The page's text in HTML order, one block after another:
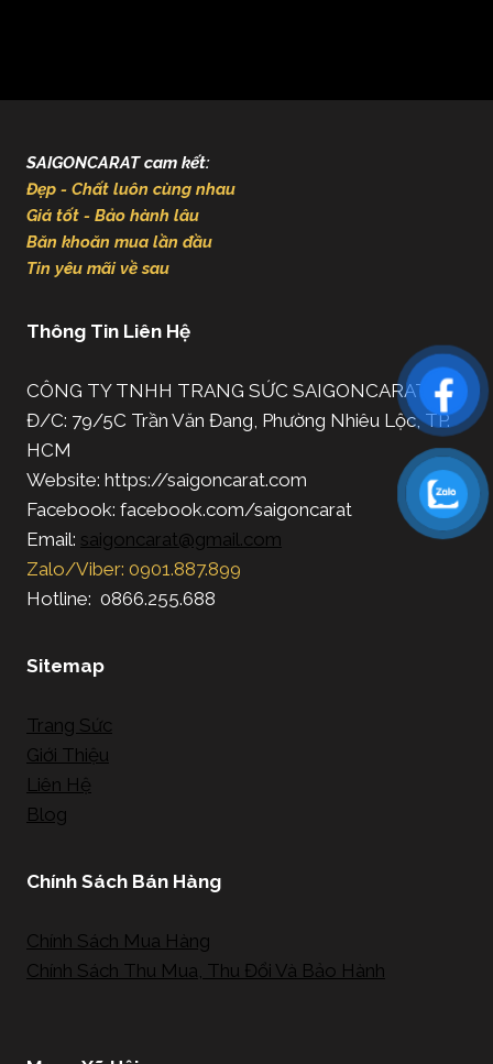
SAIGONCARAT cam kết:
Đẹp - Chất luôn cùng nhau
Giá tốt - Bảo hành lâu
Băn khoăn mua lần đầu
Tin yêu mãi về sau
Thông Tin Liên Hệ
CÔNG TY TNHH TRANG SỨC SAIGONCARAT
Đ/C: 79/5C Trần Văn Đang, Phường Nhiêu Lộc, TP.
HCM
Website: https://saigoncarat.com
Facebook: facebook.com/saigoncarat
Email: saigoncarat@gmail.com
Zalo/Viber: 0901.887.899
Hotline: 0866.255.688
Sitemap
Trang Sức
Giới Thiệu
Liên Hệ
Blog
Chính Sách Bán Hàng
Chính Sách Mua Hàng
Chính Sách Thu Mua, Thu Đổi Và Bảo Hành